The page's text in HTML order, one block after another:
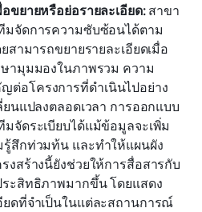
ขยายหรือย่อรายละเอียด: สาขา
มจัดการความซับซ้อนได้ตาม
สามารถขยายรายละเอียดเมื่อ
ษามุมมองในภาพรวม ความ
อโครงการที่ดำเนินไปอย่าง
ยนแปลงตลอดเวลา การออกแบบ
จัดระเบียบได้แม้ข้อมูลจะเพิ่ม
สึกท่วมท้น และทำให้แผนผัง
งสร้างนี้ยังช่วยให้การสื่อสารกับ
ะสิทธิภาพมากขึ้น โดยแสดง
ยดที่จำเป็นในแต่ละสถานการณ์